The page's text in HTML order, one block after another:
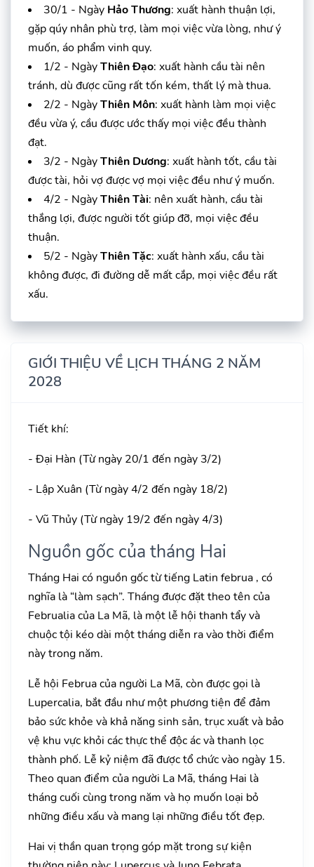
30/1 - Ngày Hảo Thương: xuất hành thuận lợi,
gặp qúy nhân phù trợ, làm mọi việc vừa lòng, như ý
muốn, áo phẩm vinh quy.
1/2 - NgàyThiên Đạo: xuất hành cầu tài nên
tránh, dù được cũng rất tốn kém, thất lý mà thua.
2/2 - NgàyThiên Môn: xuất hành làm mọi việc
đều vừa ý, cầu được ước thấy mọi việc đều thành
đạt.
3/2 - NgàyThiên Dương: xuất hành tốt, cầu tài
được tài, hỏi vợ được vợ mọi việc đều như ý muốn.
4/2 - NgàyThiên Tài: nên xuất hành, cầu tài
thắng lợi, được người tốt giúp đỡ, mọi việc đều
thuận.
5/2 - NgàyThiên Tặc: xuất hành xấu, cầu tài
không được, đi đường dễ mất cắp, mọi việc đều rất
xấu.
GIỚI THIỆU VỀ LỊCH THÁNG 2 NĂM
2028
Tiết khí:
- Đại Hàn (Từ ngày 20/1 đến ngày 3/2)
- Lập Xuân (Từ ngày 4/2 đến ngày 18/2)
- Vũ Thủy (Từ ngày 19/2 đến ngày 4/3)
Nguồn gốc của tháng Hai
Tháng Hai có nguồn gốc từ tiếng Latin februa , có
nghĩa là “làm sạch”. Tháng được đặt theo tên của
Februalia của La Mã, là một lễ hội thanh tẩy và
chuộc tội kéo dài một tháng diễn ra vào thời điểm
này trong năm.
Lễ hội Februa của người La Mã, còn được gọi là
Lupercalia, bắt đầu như một phương tiện để đảm
bảo sức khỏe và khả năng sinh sản, trục xuất và bảo
vệ khu vực khỏi các thực thể độc ác và thanh lọc
thành phố. Lễ kỷ niệm đã được tổ chức vào ngày 15.
Theo quan điểm của người La Mã, tháng Hai là
tháng cuối cùng trong năm và họ muốn loại bỏ
những điều xấu và mang lại những điều tốt đẹp.
Hai vị thần quan trọng góp mặt trong sự kiện